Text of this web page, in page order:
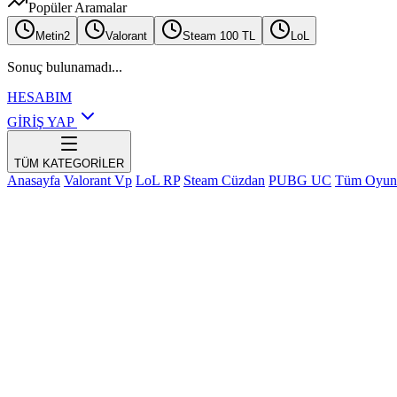
Popüler Aramalar
Metin2 Valorant Steam 100 TL LoL
Sonuç bulunamadı...
HESABIM
GİRİŞ YAP
TÜM KATEGORİLER
Anasayfa Valorant Vp LoL RP Steam Cüzdan PUBG UC Tüm